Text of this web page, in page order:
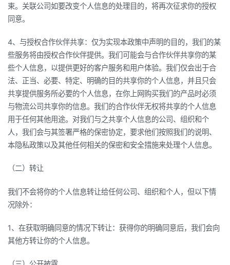
束。关联公司如要改变个人信息的处理目的，将再次征求你的授权
同意。
4、与授权合作伙伴共享：仅为实现本政策中声明的目的，我们的某
些服务将由授权合作伙伴提供。我们可能会与合作伙伴共享你的某
些个人信息，以提供更好的客户服务和用户体验。我们仅会出于合
法、正当、必要、特定、明确的目的共享你的个人信息，并且只会
共享提供服务所必要的个人信息，在你上网购买我们的产品时必须
与物流公司共享你的信息。我们的合作伙伴无权将共享的个人信息
用于任何其他用途。对我们与之共享个人信息的公司、组织和个
人，我们会与其签署严格的保密协定，要求他们按照我们的说明、
本隐私政策以及其他任何相关的保密和安全措施来处理个人信息。
（二）转让
我们不会将你的个人信息转让给任何公司、组织和个人，但以下情
况除外：
1、在获取明确同意的情况下转让：获得你的明确同意后，我们会向
其他方转让你的个人信息。